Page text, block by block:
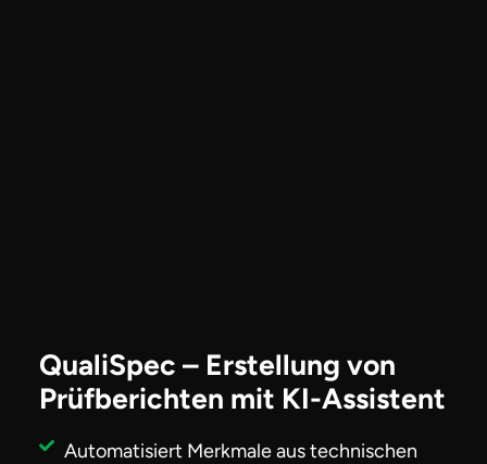
QualiSpec – Erstellung von
Prüfberichten mit KI-Assistent
Automatisiert Merkmale aus technischen